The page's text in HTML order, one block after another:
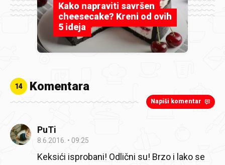
Kako napraviti savršen
cheesecake? Kreni od ovih
5 ideja
14 Komentara
Napiši komentar
PuTi
8.6.2016. 09:25
Keksići isprobani! Odlični su! Brzo i lako se